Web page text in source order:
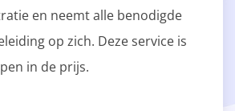
en neemt alle benodigde
op zich. Deze service is
in de prijs.